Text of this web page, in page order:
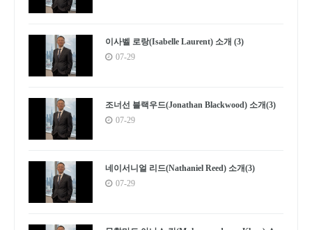
이사벨 로랑(Isabelle Laurent) 소개 (3)
07-29
조너선 블랙우드(Jonathan Blackwood) 소개(3)
07-29
네이서니얼 리드(Nathaniel Reed) 소개(3)
07-29